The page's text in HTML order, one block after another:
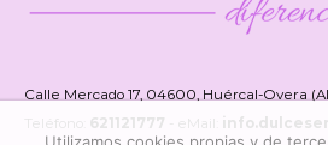
100
Calle Mercado 17, 04600, Huércal-Overa
Teléfono: 621121777